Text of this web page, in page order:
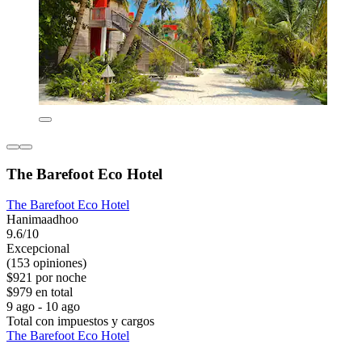
The Barefoot Eco Hotel
The Barefoot Eco Hotel
Hanimaadhoo
9.6/10
Excepcional
(153 opiniones)
$921 por noche
$979 en total
9 ago - 10 ago
Total con impuestos y cargos
The Barefoot Eco Hotel